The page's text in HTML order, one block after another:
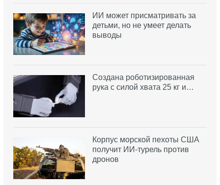
ИИ может присматривать за
детьми, но не умеет делать
выводы
Создана роботизированная
рука с силой хвата 25 кг и…
Корпус морской пехоты США
получит ИИ-турель против
дронов